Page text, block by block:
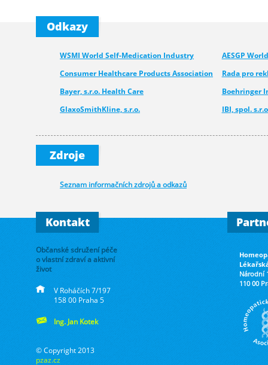
Odkazy
WSMI World Self-Medication Industry
AESGP
Consumer Healthcare Products Association
Rada pro
Bayer, s.r.o. Health Care
Boehringer
GlaxoSmithKline, s.r.o.
IBI, spol.
Novartis s.r.o.
Walmark, a.s.
Zdroje
Seznam informačních zdrojů a odkazů
Kontakt
Občanské sdružení péče
o vlastní zdraví a aktivní
život
V Roháčích 7/197
158 00 Praha 5
Ing. Jan Kotek
© Copyright 2013
pzaz.cz
Národní
110 00